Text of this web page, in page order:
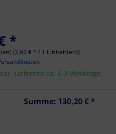
*
(2,60 € * / 1 Einheit(en))
Lieferzeit ca. 1-3 Werktage
Summe: 130,20 €*